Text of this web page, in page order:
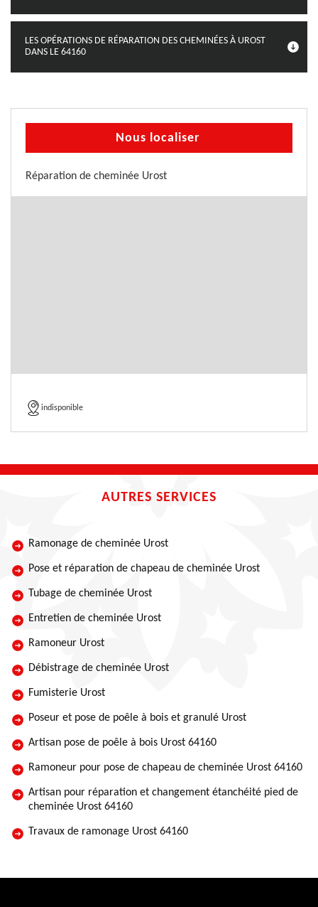
LES OPÉRATIONS DE RÉPARATION DES CHEMINÉES À UROST
DANS LE 64160
Nous localiser
Réparation de cheminée Urost
indisponible
AUTRES SERVICES
Ramonage de cheminée Urost
Pose et réparation de chapeau de cheminée Urost
Tubage de cheminée Urost
Entretien de cheminée Urost
Ramoneur Urost
Débistrage de cheminée Urost
Fumisterie Urost
Poseur et pose de poêle à bois et granulé Urost
Artisan pose de poêle à bois Urost 64160
Ramoneur pour pose de chapeau de cheminée Urost 64160
Artisan pour réparation et changement étanchéité pied de
cheminée Urost 64160
Travaux de ramonage Urost 64160